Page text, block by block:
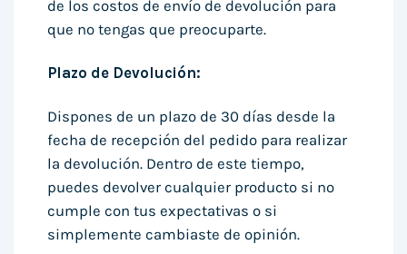
de los costos de envío de devolución para
que no tengas que preocuparte.
Plazo de Devolución:
Dispones de un plazo de 30 días desde la
fecha de recepción del pedido para realizar
la devolución. Dentro de este tiempo,
puedes devolver cualquier producto si no
cumple con tus expectativas o si
simplemente cambiaste de opinión.